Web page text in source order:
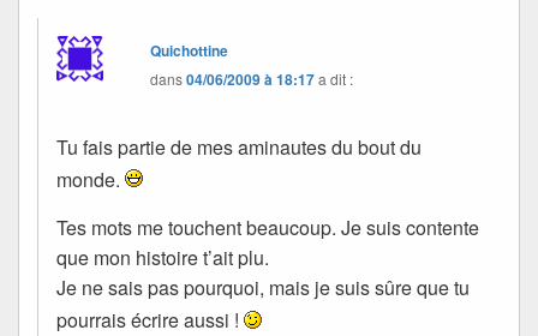
Quichottine
dans04/06/2009 à 18:17a dit :
Tu fais partie de mes aminautes du bout du
monde.
Tes mots me touchent beaucoup. Je suis contente
que mon histoire t’ait plu.
Je ne sais pas pourquoi, mais je suis sûre que tu
pourrais écrire aussi !